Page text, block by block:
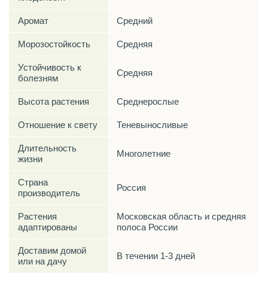
Аромат Средний
Морозостойкость Средняя
Устойчивость к
болезням
Средняя
Высота растения Среднерослые
Отношение к свету Теневыносливые
Длительность
жизни
Многолетние
Страна
производитель
Россия
Растения
адаптированы
Московская область и средняя
полоса России
Доставим домой
или на дачу
В течении 1-3 дней